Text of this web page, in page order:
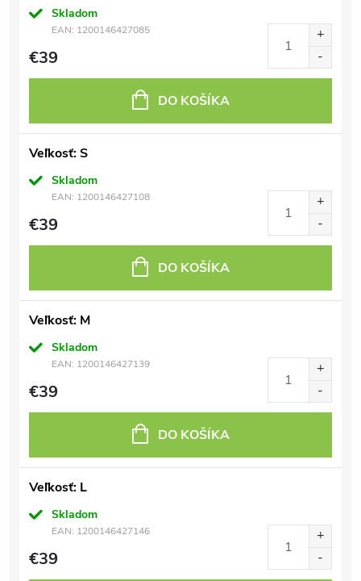
Skladom
EAN: 1200146427085
€39
DO KOŠÍKA
Veľkosť: S
Skladom
EAN: 1200146427108
€39
DO KOŠÍKA
Veľkosť: M
Skladom
EAN: 1200146427139
€39
DO KOŠÍKA
Veľkosť: L
Skladom
EAN: 1200146427146
€39